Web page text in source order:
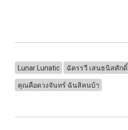
Lunar Lunatic ฉัตรรวี เสนธนิสศักดิ์
คุณคือดวงจันทร์ ฉันสิคนบ้า